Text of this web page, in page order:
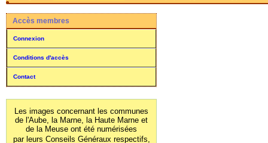
Accès membres
Connexion
Conditions d'accès
Contact
Les images concernant les communes
de l'Aube, la Marne, la Haute Marne et
de la Meuse ont été numérisées
par leurs Conseils Généraux respectifs,